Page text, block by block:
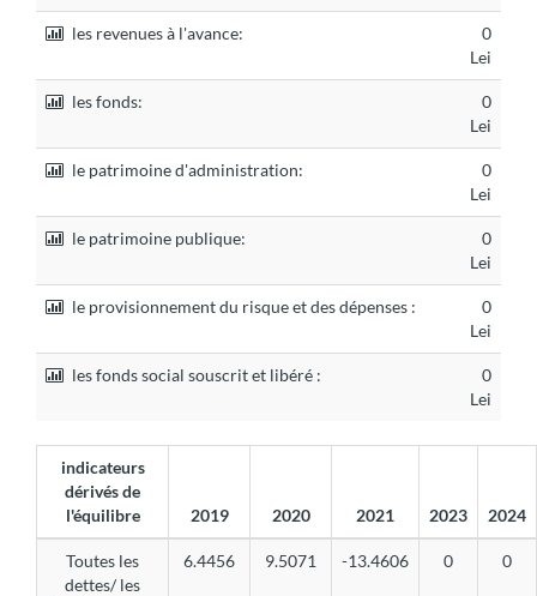
les revenues à l'avance:
0
Lei
les fonds:
0
Lei
le patrimoine d'administration:
0
Lei
le patrimoine publique:
0
Lei
le provisionnement du risque et des dépenses :
0
Lei
les fonds social souscrit et libéré :
0
Lei
indicateurs
dérivés de
l'équilibre
2019 2020 2021 2023 2024
Toutes les
dettes/ les
6.4456 9.5071 -13.4606 0 0